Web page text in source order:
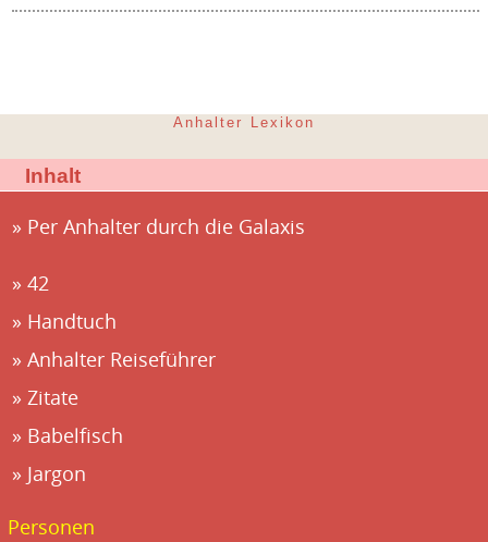
Anhalter Lexikon
Inhalt
Per Anhalter durch die Galaxis
42
Handtuch
Anhalter Reiseführer
Zitate
Babelfisch
Jargon
Personen